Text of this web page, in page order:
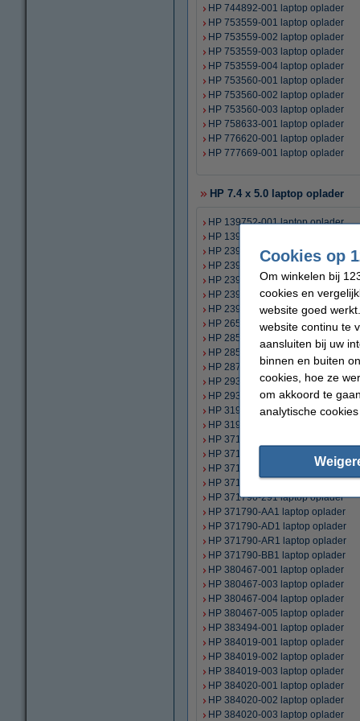
HP 744892-001 laptop oplader
HP 753559-001 laptop oplader
HP 753559-002 laptop oplader
HP 753559-003 laptop oplader
HP 753559-004 laptop oplader
HP 753560-001 laptop oplader
HP 753560-002 laptop oplader
HP 753560-003 laptop oplader
HP 758633-001 laptop oplader
HP 776620-001 laptop oplader
HP 777669-001 laptop oplader
HP 7.4 x 5.0 laptop oplader
HP 139752-001 laptop oplader
HP 139752-002 laptop oplader
HP 239427-001 laptop oplader
HP 239427-002 laptop oplader
HP 239427-003 laptop oplader
HP 239427-004 laptop oplader
HP 239704-001 laptop oplader
HP 265602-001 laptop oplader
HP 285288-001 laptop oplader
HP 285546-001 laptop oplader
HP 287515-001 laptop oplader
HP 293428-001 laptop oplader
HP 293705-001 laptop oplader
HP 319860-001 laptop oplader
HP 319860-006 laptop oplader
HP 371790-001 laptop oplader
HP 371790-011 laptop oplader
HP 371790-081 laptop oplader
HP 371790-201 laptop oplader
HP 371790-291 laptop oplader
HP 371790-AA1 laptop oplader
HP 371790-AD1 laptop oplader
HP 371790-AR1 laptop oplader
HP 371790-BB1 laptop oplader
HP 380467-001 laptop oplader
HP 380467-003 laptop oplader
HP 380467-004 laptop oplader
HP 380467-005 laptop oplader
HP 383494-001 laptop oplader
HP 384019-001 laptop oplader
HP 384019-002 laptop oplader
HP 384019-003 laptop oplader
HP 384020-001 laptop oplader
HP 384020-002 laptop oplader
HP 384020-003 laptop oplader
Cookies op
Om winkelen bij
cookies en
website goed
website continu te
aansluiten bij uw
binnen en buiten
cookies, hoe ze
om akkoord te
analytische